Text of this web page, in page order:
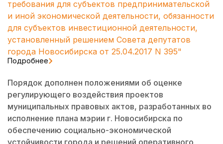
требования для субъектов предпринимательской
и иной экономической деятельности, обязанности
для субъектов инвестиционной деятельности,
установленный решением Совета депутатов
города Новосибирска от 25.04.2017 N 395"
Подробнее
Порядок дополнен положениями об оценке
регулирующего воздействия проектов
муниципальных правовых актов, разработанных во
исполнение плана мэрии г. Новосибирска по
обеспечению социально-экономической
устойчивости города и решений оперативного